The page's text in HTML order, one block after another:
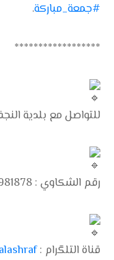
#جمعة_مباركة.
******************
للتواصل مع بلدية
رقم الشكاوي : 07828981878
قناة التلگرام :